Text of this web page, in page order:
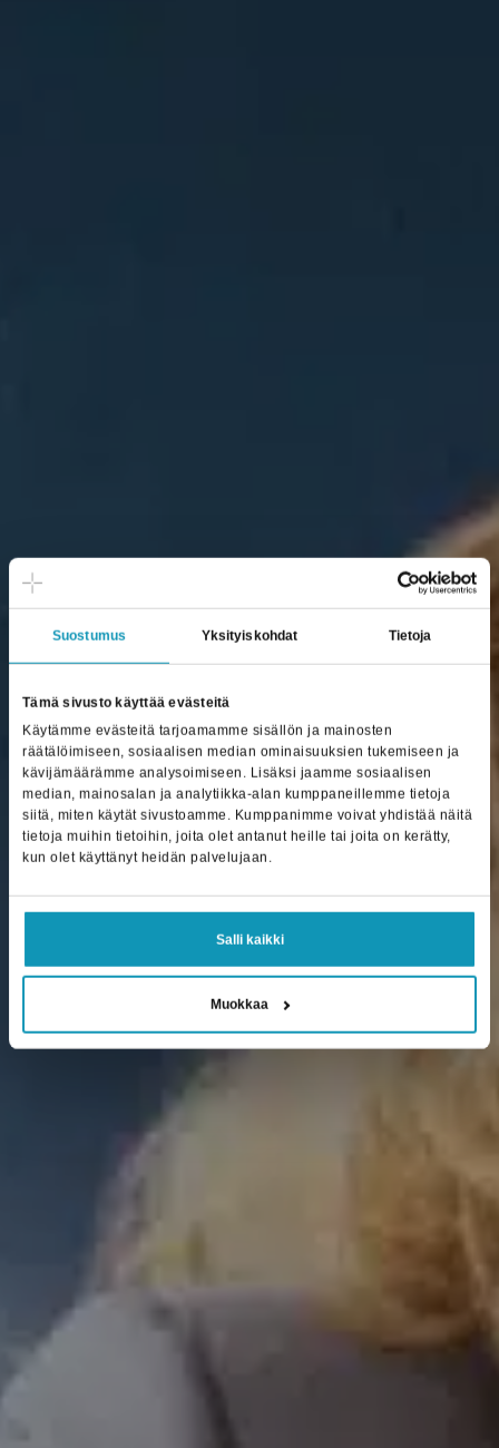
Suostumus Yksityiskohdat Tietoja
Tämä sivusto käyttää evästeitä
Käytämme evästeitä tarjoamamme sisällön ja mainosten
räätälöimiseen, sosiaalisen median ominaisuuksien tukemiseen ja
kävijämäärämme analysoimiseen. Lisäksi jaamme sosiaalisen
median, mainosalan ja analytiikka-alan kumppaneillemme tietoja
siitä, miten käytät sivustoamme. Kumppanimme voivat yhdistää näitä
tietoja muihin tietoihin, joita olet antanut heille tai joita on kerätty,
kun olet käyttänyt heidän palvelujaan.
Salli kaikki
Muokkaa
Proseduuri+Cloud
ERP yrityksesi
ehdoilla.
Selkeämpi arki.
Tutustu ratkaisuun Laske kuukausihinta